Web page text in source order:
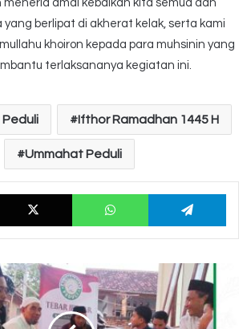
meneria amal kebaikan kita semua dan
yang berlipat di akherat kelak, serta kami
khoiron kepada para muhsinin yang
terlaksananya kegiatan ini.
Ifthor Ramadhan 1445 H
Ummahat Peduli
X WhatsApp